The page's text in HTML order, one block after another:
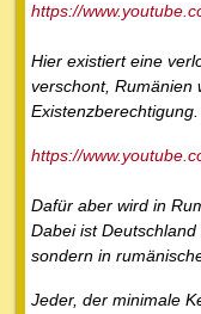
https://
Hier existiert eine
verschont, Rumänien
Existenzberechtigung.
https://
Dafür aber wird in
Dabei ist
sondern in
Jeder, der minimale